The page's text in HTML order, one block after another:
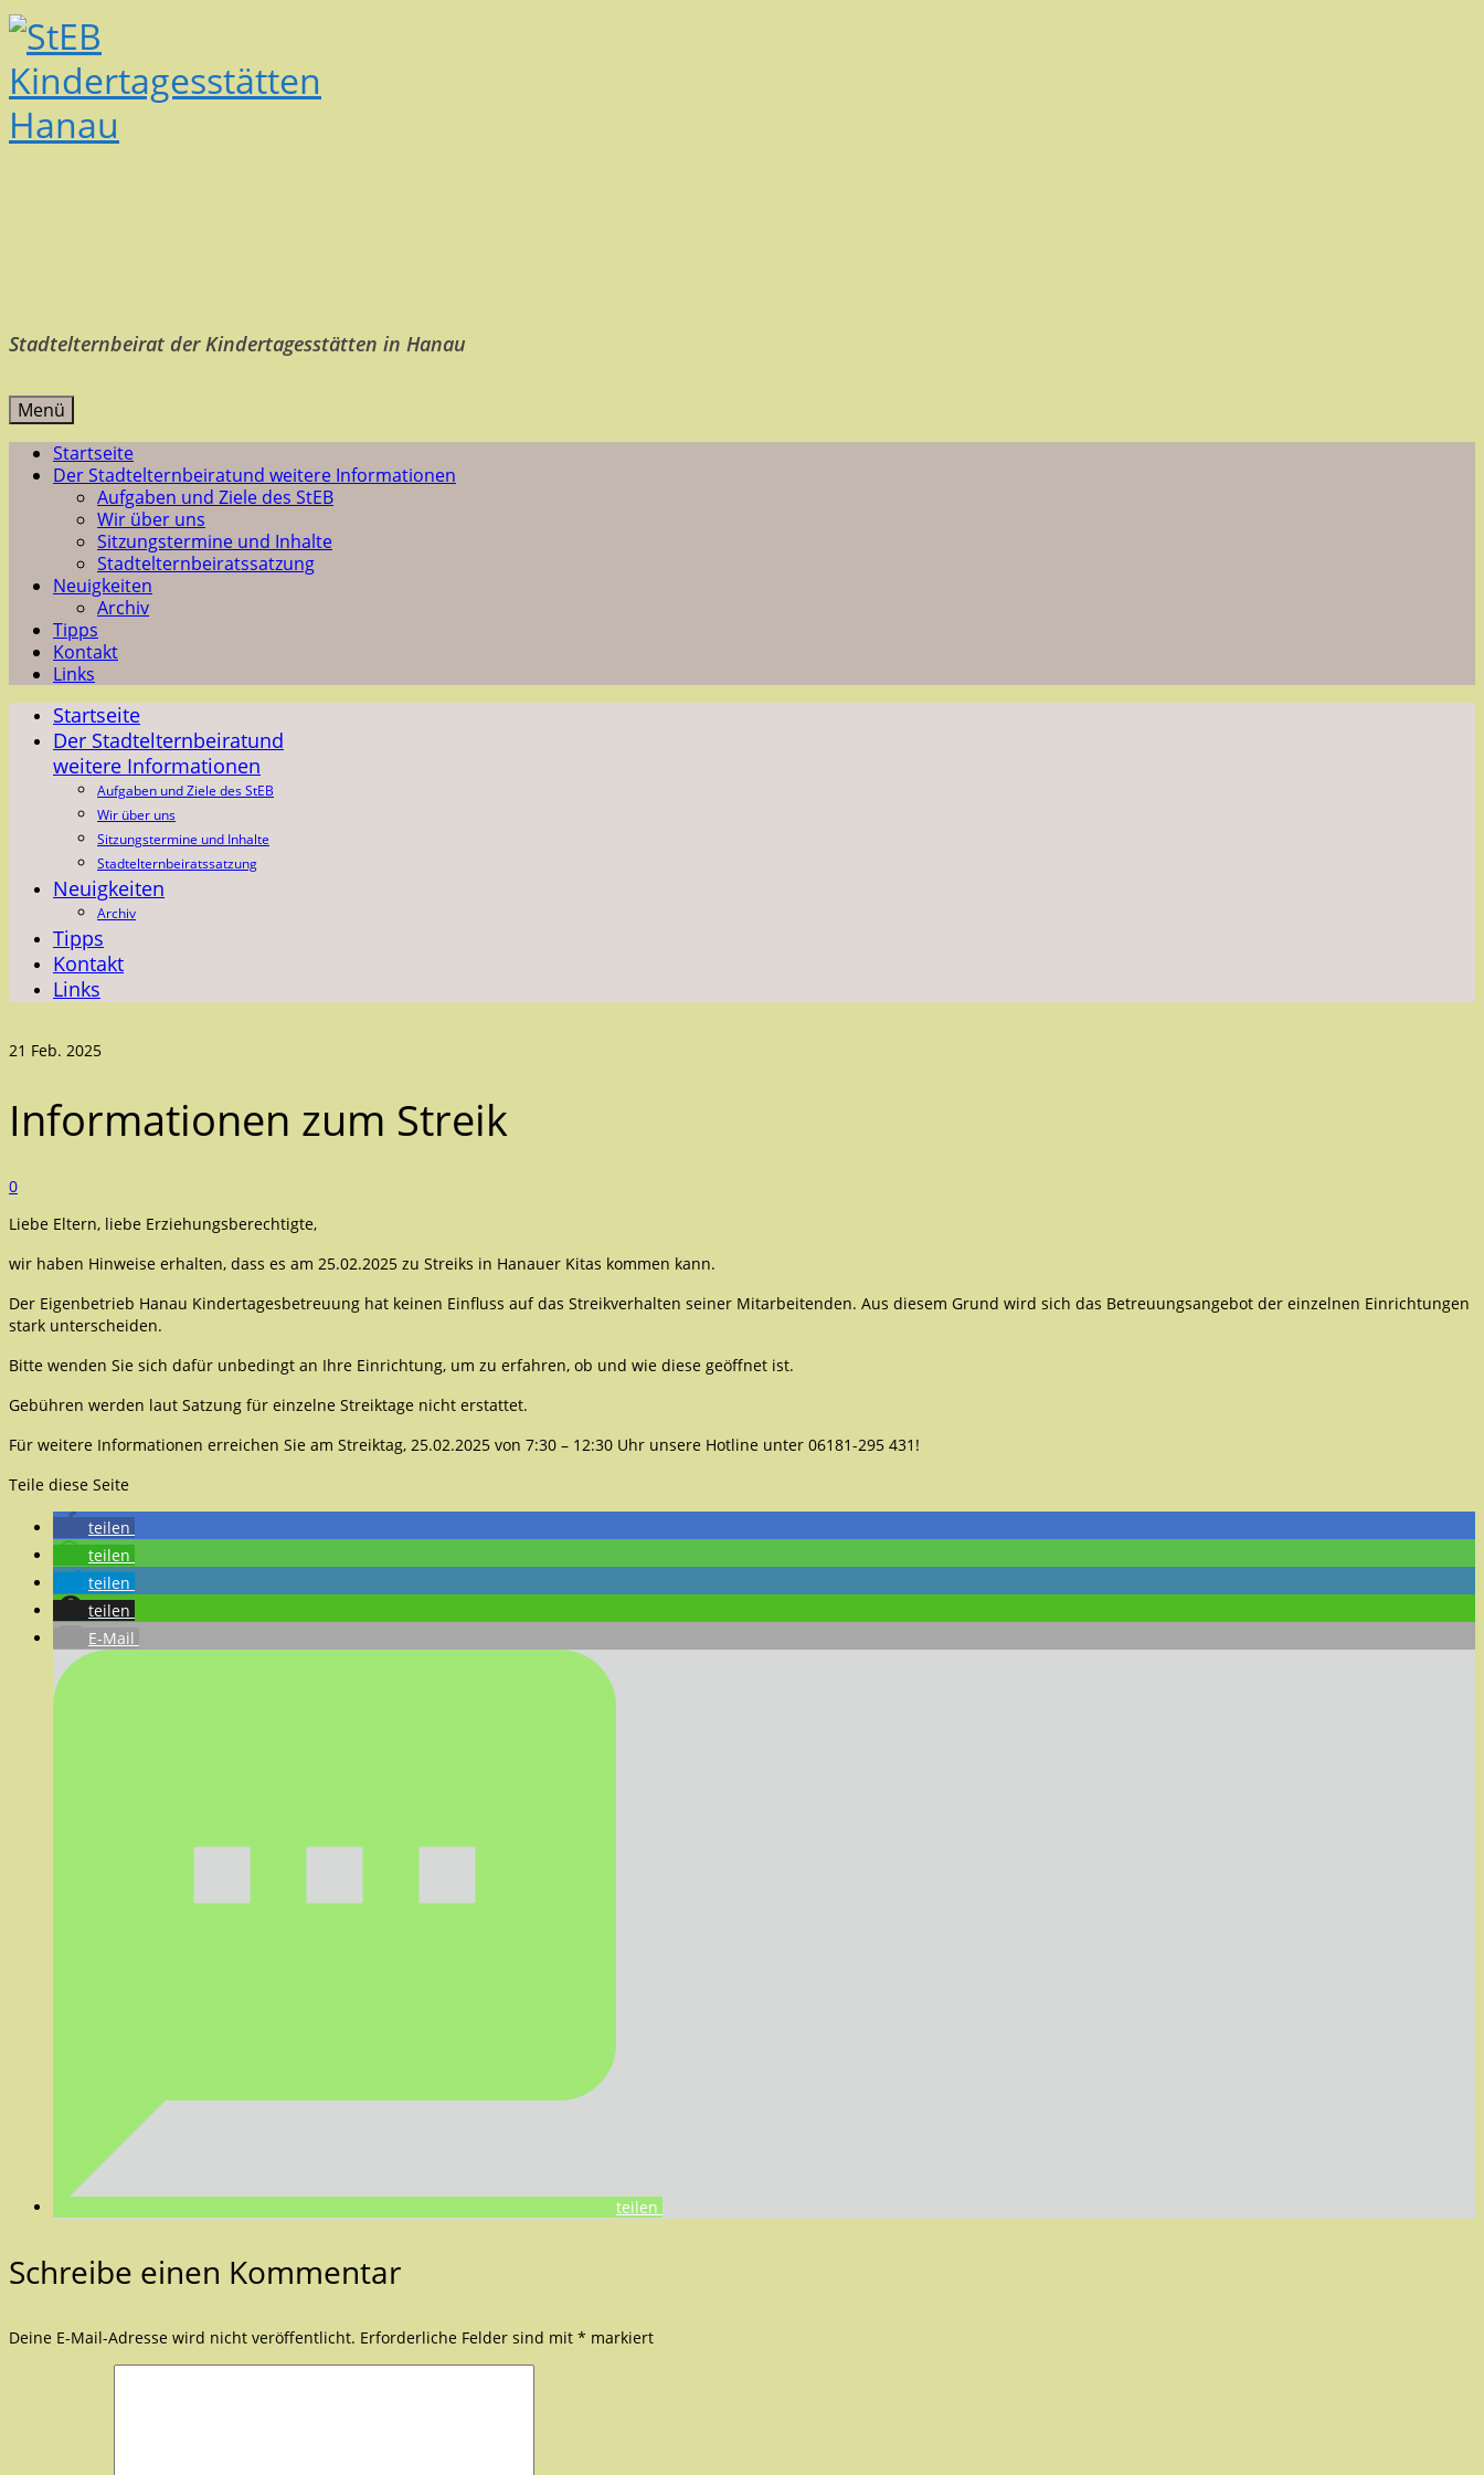
Stadtelternbeirat der Kindertagesstätten in Hanau
Menü
Startseite
Der Stadtelternbeiratund weitere Informationen
Aufgaben und Ziele des StEB
Wir über uns
Sitzungstermine und Inhalte
Stadtelternbeiratssatzung
Neuigkeiten
Archiv
Tipps
Kontakt
Links
Startseite
Der Stadtelternbeiratund
weitere Informationen
Aufgaben und Ziele des StEB
Wir über uns
Sitzungstermine und Inhalte
Stadtelternbeiratssatzung
Neuigkeiten
Archiv
Tipps
Kontakt
Links
21 Feb. 2025
Informationen zum Streik
0
Liebe Eltern, liebe Erziehungsberechtigte,
wir haben Hinweise erhalten, dass es am 25.02.2025 zu Streiks in Hanauer Kitas kommen kann.
Der Eigenbetrieb Hanau Kindertagesbetreuung hat keinen Einfluss auf das Streikverhalten seiner Mitarbeitenden. Aus diesem Grund wird sich das Betreuungsangebot der einzelnen Einrichtungen
stark unterscheiden.
Bitte wenden Sie sich dafür unbedingt an Ihre Einrichtung, um zu erfahren, ob und wie diese geöffnet ist.
Gebühren werden laut Satzung für einzelne Streiktage nicht erstattet.
Für weitere Informationen erreichen Sie am Streiktag, 25.02.2025 von 7:30 – 12:30 Uhr unsere Hotline unter 06181-295 431!
Teile diese Seite
teilen
teilen
teilen
teilen
E-Mail
teilen
Schreibe einen Kommentar
Deine E-Mail-Adresse wird nicht veröffentlicht. Erforderliche Felder sind mit * markiert